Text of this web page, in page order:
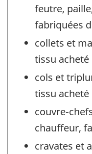
feutre,
fabriquées
collets et
tissu acheté
cols et
tissu acheté
couvre-
chauffeur,
cravates et